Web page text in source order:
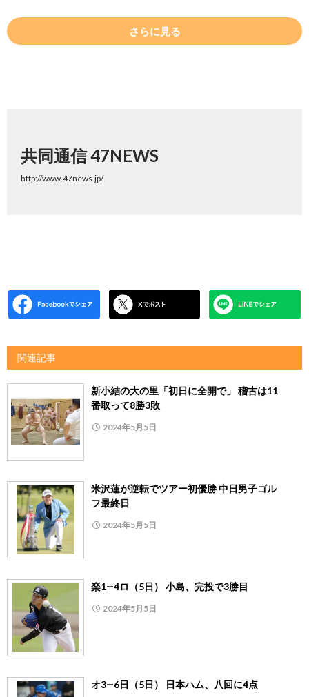
さらに見る
共同通信 47NEWS
http://www.47news.jp/
関連記事
新小結の大の里「初日に全開で」 稽古は11
番取って8勝3敗
2024年5月5日
米沢蓮が逆転でツアー初優勝 中日男子ゴル
フ最終日
2024年5月5日
楽1―4ロ（5日） 小島、完投で3勝目
2024年5月5日
オ3―6日（5日） 日本ハム、八回に4点